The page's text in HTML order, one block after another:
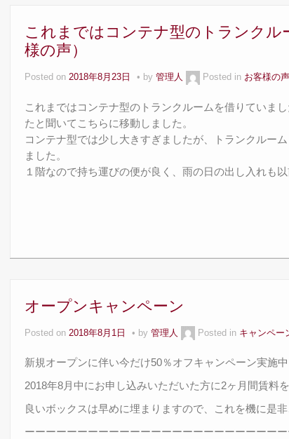
これまではコンテナ型のトランク
様の声）
Posted on2018年8月23日 by管理人 Posted in お客様の声
これまではコンテナ型のトランクルームを借りていま
たと聞いてこちらに移動しました。
コンテナ型では少し大きすぎましたが、トランクルー
ました。
１階なので持ち運びの便が良く、雨の日の出し入れも
オープンキャンペーン
Posted on 2018年8月1日 by管理人 Posted in キャンペー
新規オープンに伴い今だけ50％オフキャンペーン実施中
2018年8月中にお申し込みいただいた方に2ヶ月間賃料
良いボックスは早めに埋まりますので、これを機に是非
ーーーーーーーーーーーーーーーーーーーーーーーーー